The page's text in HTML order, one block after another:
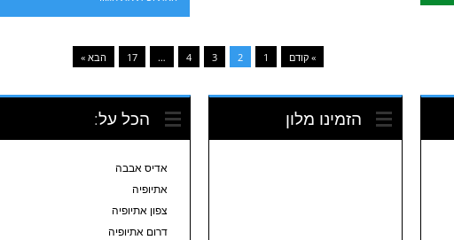
» קודם 1
2
3
4
…
17 הבא »
הזמינו מלון הכל על:
אדיס אבבה
אתיופיה
צפון אתיופיה
דרום אתיופיה